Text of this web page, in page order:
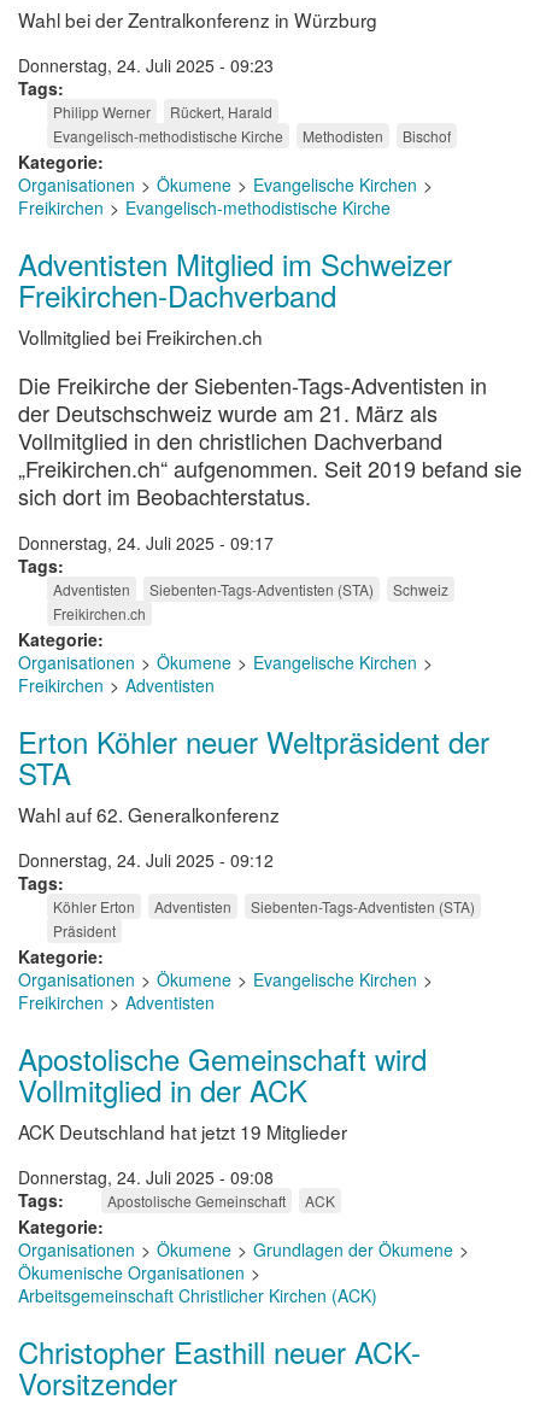
Wahl bei der Zentralkonferenz in Würzburg
Donnerstag, 24. Juli 2025 - 09:23
Tags
Philipp Werner
Rückert, Harald
Evangelisch-methodistische Kirche
Methodisten Bischof
Kategorie
Organisationen
Ökumene
Evangelische Kirchen
Freikirchen
Evangelisch-methodistische Kirche
Adventisten Mitglied im Schweizer
Freikirchen-Dachverband
Vollmitglied bei Freikirchen.ch
Die Freikirche der Siebenten-Tags-Adventisten in
der Deutschschweiz wurde am 21. März als
Vollmitglied in den christlichen Dachverband
„Freikirchen.ch“ aufgenommen. Seit 2019 befand sie
sich dort im Beobachterstatus.
Donnerstag, 24. Juli 2025 - 09:17
Tags
Adventisten Siebenten-Tags-Adventisten (STA)
Schweiz
Freikirchen.ch
Kategorie
Organisationen
Ökumene
Evangelische Kirchen
Freikirchen
Adventisten
Erton Köhler neuer Weltpräsident der
STA
Wahl auf 62. Generalkonferenz
Donnerstag, 24. Juli 2025 - 09:12
Tags
Köhler Erton Adventisten
Siebenten-Tags-Adventisten (STA)
Präsident
Kategorie
Organisationen
Ökumene
Evangelische Kirchen
Freikirchen
Adventisten
Apostolische Gemeinschaft wird
Vollmitglied in der ACK
ACK Deutschland hat jetzt 19 Mitglieder
Donnerstag, 24. Juli 2025 - 09:08
Tags
Apostolische Gemeinschaft ACK
Kategorie
Organisationen
Ökumene
Grundlagen der Ökumene
Ökumenische Organisationen
Arbeitsgemeinschaft Christlicher Kirchen (ACK)
Christopher Easthill neuer ACK-
Vorsitzender